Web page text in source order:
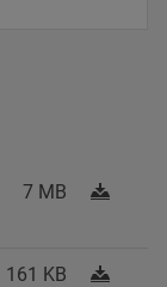
7 MB
161 KB